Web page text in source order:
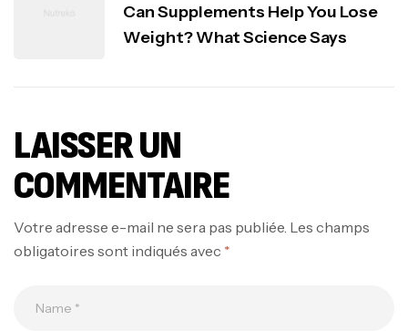
Can Supplements Help You Lose
Weight? What Science Says
LAISSER UN
COMMENTAIRE
Votre adresse e-mail ne sera pas publiée. Les champs
obligatoires sont indiqués avec *